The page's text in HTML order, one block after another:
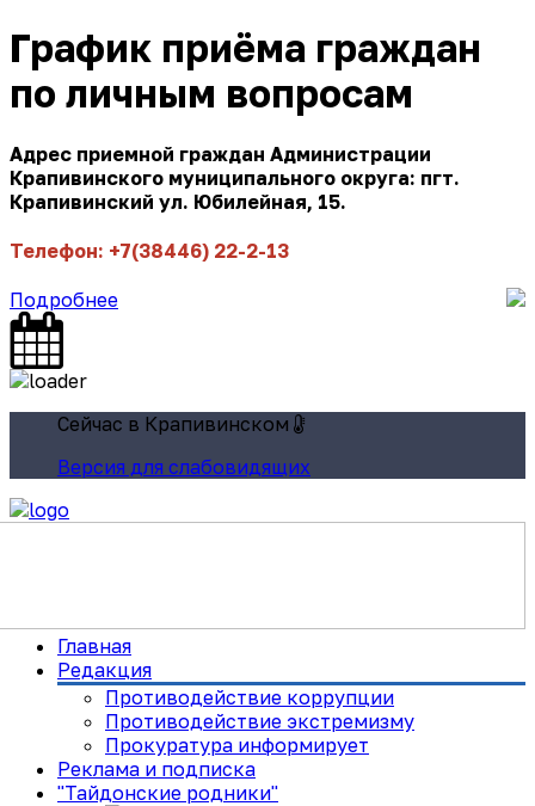
График приёма граждан
по личным вопросам
Адрес приемной граждан Администрации
Крапивинского муниципального округа: пгт.
Крапивинский ул. Юбилейная, 15.
Телефон: +7(38446) 22-2-13
Подробнее
Сейчас в Крапивинском
Версия для слабовидящих
Главная
Редакция
Противодействие коррупции
Противодействие экстремизму
Прокуратура информирует
Реклама и подписка
"Тайдонские родники"